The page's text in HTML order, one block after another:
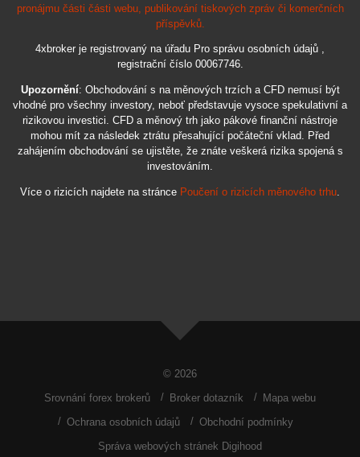
pronájmu části části webu, publikování tiskových zpráv či komerčních
příspěvků.
4xbroker je registrovaný na úřadu Pro správu osobních údajů ,
registrační číslo 00067746.
Upozornění: Obchodování s na měnových trzích a CFD nemusí být
vhodné pro všechny investory, neboť představuje vysoce spekulativní a
rizikovou investici. CFD a měnový trh jako pákové finanční nástroje
mohou mít za následek ztrátu přesahující počáteční vklad. Před
zahájením obchodování se ujistěte, že znáte veškerá rizika spojená s
investováním.
Více o rizicích najdete na stránce Poučení o rizicích měnového trhu.
© 2026
Srovnání forex brokerů
Broker dotazník
Mapa webu
Ochrana osobních údajů
Obchodní podmínky
Správa webových stránek Digihood